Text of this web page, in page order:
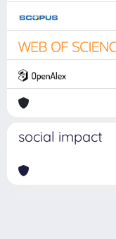
social impact